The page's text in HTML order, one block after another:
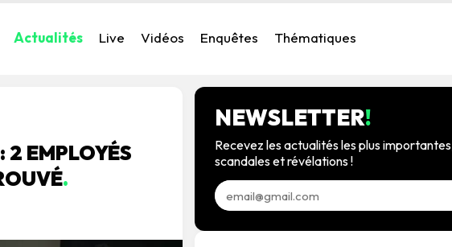
Actualités Live Vidéos Enquêtes Thématiques
2 EMPLOYÉS
.
NEWSLETTER!
Recevez les actualités les plus
scandales et révélations !